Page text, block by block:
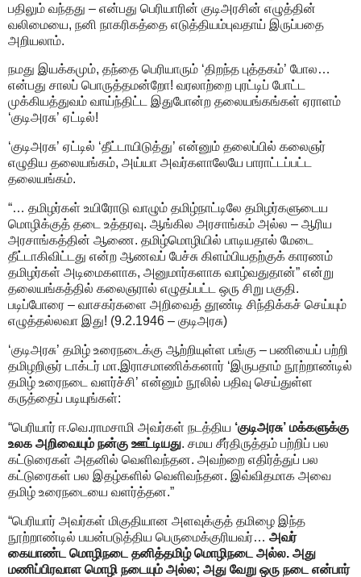
பதிலும் வந்தது – என்பது பெரியாரின் குடிஅரசின் எழுத்தின்
வலிமையை, நனி நாகரிகத்தை எடுத்தியம்புவதாய் இருப்பதை
அறியலாம்.
நமது இயக்கமும், தந்தை பெரியாரும் ‘திறந்த புத்தகம்’ போல…
என்பது சாலப் பொருத்தமன்றோ! வரலாற்றை புரட்டிப் போட்ட
முக்கியத்துவம் வாய்ந்திட்ட இதுபோன்ற தலையங்கங்கள் ஏராளம்
‘குடிஅரசு’ ஏட்டில்!
‘குடிஅரசு’ ஏட்டில் ‘தீட்டாயிடுத்து’ என்னும் தலைப்பில் கலைஞர்
எழுதிய தலையங்கம், அய்யா அவர்களாலேயே பாராட்டப்பட்ட
தலையங்கம்.
“… தமிழர்கள் உயிரோடு வாழும் தமிழ்நாட்டிலே தமிழர்களுடைய
மொழிக்குத் தடை உத்தரவு. ஆங்கில அரசாங்கம் அல்ல – ஆரிய
அரசாங்கத்தின் ஆணை. தமிழ்மொழியில் பாடியதால் மேடை
தீட்டாகிவிட்டது என்ற ஆணவப் பேச்சு கிளம்பியதற்குக் காரணம்
தமிழர்கள் அடிமைகளாக, அனுமார்களாக வாழ்வதுதான்” என்று
தலையங்கத்தில் கலைஞரால் எழுதப்பட்ட ஒரு சிறு பகுதி.
படிப்போரை – வாசகர்களை அறிவைத் தூண்டி சிந்திக்கச் செய்யும்
எழுத்தல்லவா இது! (9.2.1946 – குடிஅரசு)
‘குடிஅரசு’ தமிழ் உரைநடைக்கு ஆற்றியுள்ள பங்கு – பணியைப் பற்றி
தமிழறிஞர் டாக்டர் மா.இராசமாணிக்கனார் ‘இருபதாம் நூற்றாண்டில்
தமிழ் உரைநடை வளர்ச்சி’ என்னும் நூலில் பதிவு செய்துள்ள
கருத்தைப் படியுங்கள்:
“பெரியார் ஈ.வெ.ராமசாமி அவர்கள் நடத்திய ‘குடிஅரசு’ மக்களுக்கு
உலக அறிவையும் நன்கு ஊட்டியது. சமய சீர்திருத்தம் பற்றிப் பல
கட்டுரைகள் அதனில் வெளிவந்தன. அவற்றை எதிர்த்துப் பல
கட்டுரைகள் பல இதழ்களில் வெளிவந்தன. இவ்விதமாக அவை
தமிழ் உரைநடையை வளர்த்தன.”
“பெரியார் அவர்கள் மிகுதியான அளவுக்குத் தமிழை இந்த
நூற்றாண்டில் பயன்படுத்திய பெருமைக்குரியவர்… அவர்
கையாண்ட மொழிநடை தனித்தமிழ் மொழிநடை அல்ல. அது
மணிப்பிரவாள மொழி நடையும் அல்ல; அது வேறு ஒரு நடை என்பார்